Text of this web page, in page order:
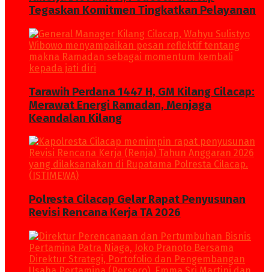
Tegaskan Komitmen Tingkatkan Pelayanan
Tarawih Perdana 1447 H, GM Kilang Cilacap:
Merawat Energi Ramadan, Menjaga
Keandalan Kilang
Polresta Cilacap Gelar Rapat Penyusunan
Revisi Rencana Kerja TA 2026